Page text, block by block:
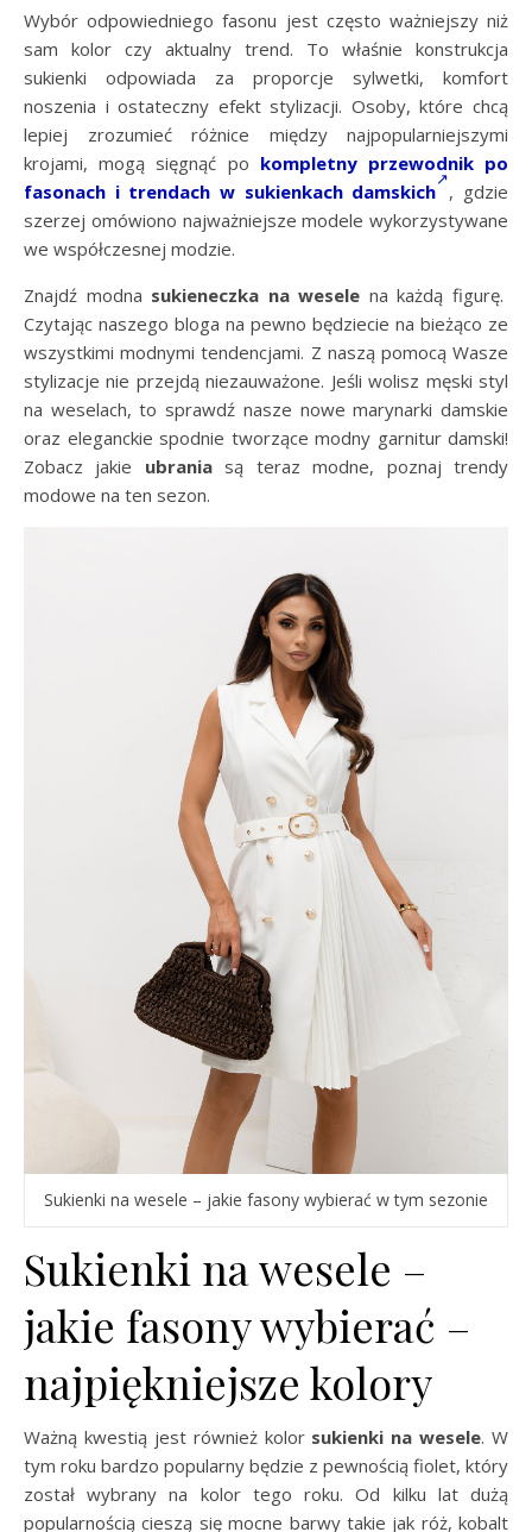
Wybór odpowiedniego fasonu jest często ważniejszy niż
sam kolor czy aktualny trend. To właśnie konstrukcja
sukienki odpowiada za proporcje sylwetki, komfort
noszenia i ostateczny efekt stylizacji. Osoby, które chcą
lepiej zrozumieć różnice między najpopularniejszymi
krojami, mogą sięgnąć po kompletny przewodnik po
fasonach i trendach w sukienkach damskich , gdzie
szerzej omówiono najważniejsze modele wykorzystywane
we współczesnej modzie.
Znajdź modna sukieneczka na wesele na każdą figurę.
Czytając naszego bloga na pewno będziecie na bieżąco ze
wszystkimi modnymi tendencjami. Z naszą pomocą Wasze
stylizacje nie przejdą niezauważone. Jeśli wolisz męski styl
na weselach, to sprawdź nasze nowe marynarki damskie
oraz eleganckie spodnie tworzące modny garnitur damski!
Zobacz jakie ubraniasą teraz modne, poznaj trendy
modowe na ten sezon.
Sukienki na wesele – jakie fasony wybierać w tym sezonie
Sukienki na wesele –
jakie fasony wybierać –
najpiękniejsze kolory
Ważną kwestią jest również kolorsukienki na wesele. W
tym roku bardzo popularny będzie z pewnością fiolet, który
został wybrany na kolor tego roku. Od kilku lat dużą
popularnością cieszą się mocne barwy takie jak róż, kobalt